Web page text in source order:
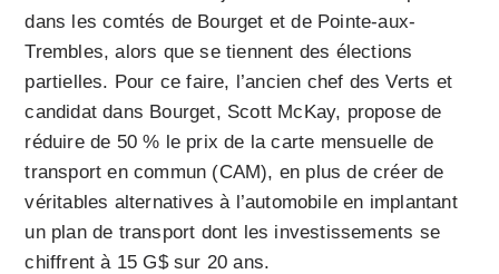
dans les comtés de Bourget et de Pointe-aux-
Trembles, alors que se tiennent des élections
partielles. Pour ce faire, l’ancien chef des Verts et
candidat dans Bourget, Scott McKay, propose de
réduire de 50 % le prix de la carte mensuelle de
transport en commun (CAM), en plus de créer de
véritables alternatives à l’automobile en implantant
un plan de transport dont les investissements se
chiffrent à 15 G$ sur 20 ans.